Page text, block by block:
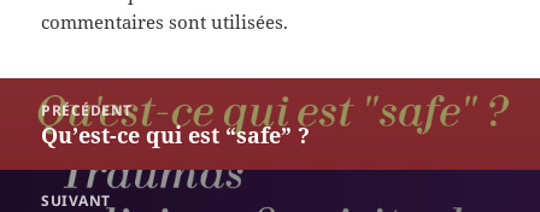
commentaires sont utilisées.
Navigation
l’article
PRÉCÉDENT
Article
précédent :
Qu’est-ce qui est “safe” ?
SUIVANT